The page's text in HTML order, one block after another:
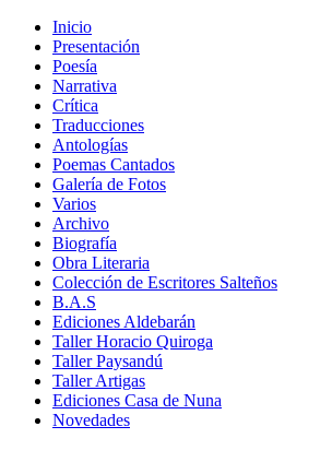
Inicio
Presentación
Poesía
Narrativa
Crítica
Traducciones
Antologías
Poemas Cantados
Galería de Fotos
Varios
Archivo
Biografía
Obra Literaria
Colección de Escritores Salteños
B.A.S
Ediciones Aldebarán
Taller Horacio Quiroga
Taller Paysandú
Taller Artigas
Ediciones Casa de Nuna
Novedades